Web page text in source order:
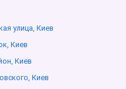
улица, Киев
Киев
Киев
Киев